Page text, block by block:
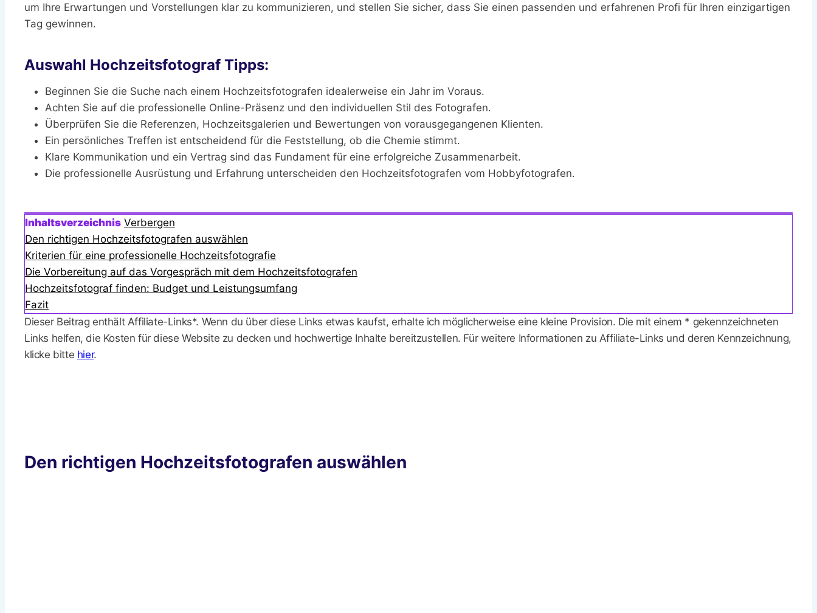
um Ihre Erwartungen und Vorstellungen klar zu kommunizieren, und stellen Sie sicher, dass Sie einen passenden und erfahrenen Profi für Ihren einzigartigen
Tag gewinnen.
Auswahl Hochzeitsfotograf Tipps:
Beginnen Sie die Suche nach einem Hochzeitsfotografen idealerweise ein Jahr im Voraus.
Achten Sie auf die professionelle Online-Präsenz und den individuellen Stil des Fotografen.
Überprüfen Sie die Referenzen, Hochzeitsgalerien und Bewertungen von vorausgegangenen Klienten.
Ein persönliches Treffen ist entscheidend für die Feststellung, ob die Chemie stimmt.
Klare Kommunikation und ein Vertrag sind das Fundament für eine erfolgreiche Zusammenarbeit.
Die professionelle Ausrüstung und Erfahrung unterscheiden den Hochzeitsfotografen vom Hobbyfotografen.
Inhaltsverzeichnis Verbergen
Den richtigen Hochzeitsfotografen auswählen
Kriterien für eine professionelle Hochzeitsfotografie
Die Vorbereitung auf das Vorgespräch mit dem Hochzeitsfotografen
Hochzeitsfotograf finden: Budget und Leistungsumfang
Fazit
Dieser Beitrag enthält Affiliate-Links*. Wenn du über diese Links etwas kaufst, erhalte ich möglicherweise eine kleine Provision. Die mit einem * gekennzeichneten
Links helfen, die Kosten für diese Website zu decken und hochwertige Inhalte bereitzustellen. Für weitere Informationen zu Affiliate-Links und deren Kennzeichnung,
klicke bitte hier.
Den richtigen Hochzeitsfotografen auswählen